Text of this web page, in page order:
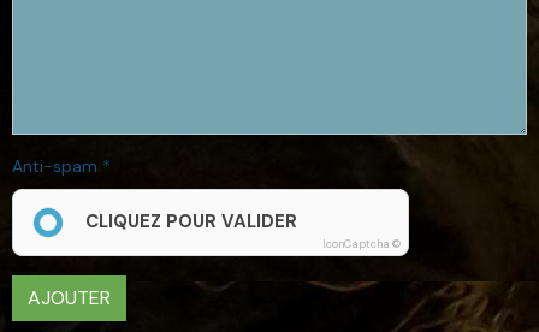
Anti-spam
CLIQUEZ POUR VALIDER
IconCaptcha ©
AJOUTER